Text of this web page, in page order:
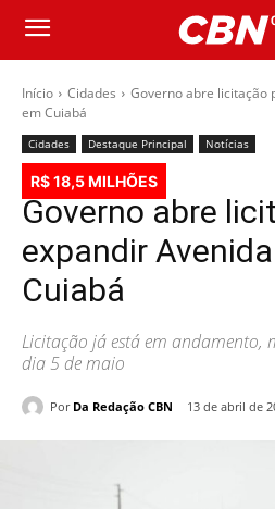
Início Cidades
Governo abre licitação
em Cuiabá
Cidades Destaque Principal Notícias
R$ 18,5 MILHÕES
Governo abre
expandir
Cuiabá
Licitação já está em
dia 5 de maio
Por Da Redação CBN 13 de abril de